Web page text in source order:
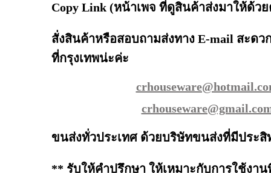
Copy Link (หน้าเพจ ที่ดูสินค้าส่งมาให้ด้ว
สั่งสินค้าหรือสอบถามส่งทาง E-mail สะด
ที่กรุงเทพน่ะค่ะ
ขนส่งทั่วประเทศ ด้วยบริษัทขนส่งที่มีประสิ
** รับให้คำปรึกษา ให้เหมาะกับการใช้งาน